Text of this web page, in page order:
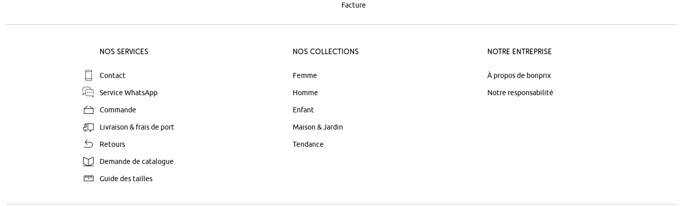
Facture
Nos Services
Contact
Service WhatsApp
Commande
Livraison & frais de port
Retours
Demande de catalogue
Guide des tailles
Nos Collections
Femme
Homme
Enfant
Maison & Jardin
Tendance
Notre Entreprise
À propos de bonprix
Notre responsabilité